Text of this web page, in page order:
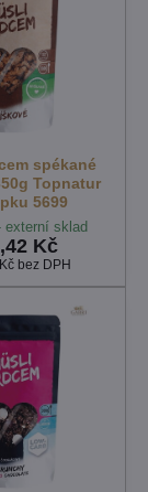
spékané
Topnatur
5699
externí sklad
Kč
bez DPH